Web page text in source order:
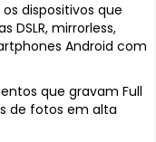
dispositivos que
DSLR, mirrorless,
Android com
que gravam Full
de fotos em alta